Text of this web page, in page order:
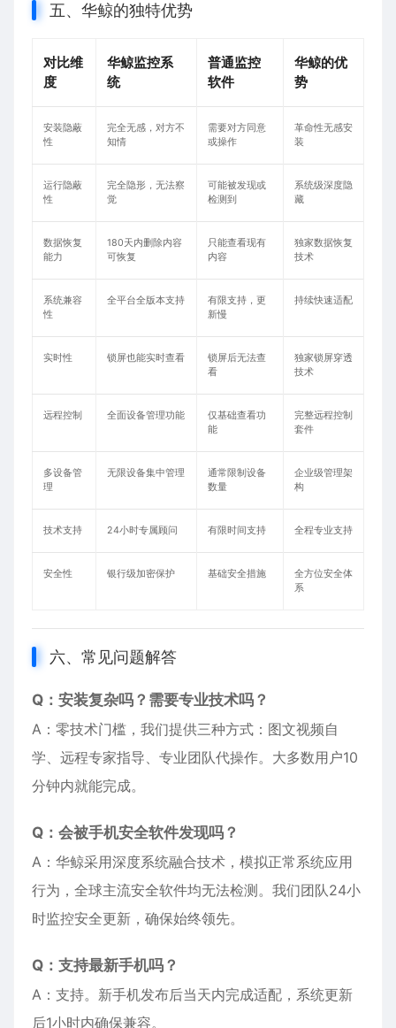
五、华鲸的独特优势
对比维
度
华鲸监控系
统
普通监控
软件
华鲸的优
势
安装隐蔽
性
完全无感，对方不
知情
需要对方同意
或操作
革命性无感安
装
运行隐蔽
性
完全隐形，无法察
觉
可能被发现或
检测到
系统级深度隐
藏
数据恢复
能力
180天内删除内容
可恢复
只能查看现有
内容
独家数据恢复
技术
系统兼容
性
全平台全版本支持
有限支持，更
新慢
持续快速适配
实时性 锁屏也能实时查看
锁屏后无法查
看
独家锁屏穿透
技术
远程控制 全面设备管理功能
仅基础查看功
能
完整远程控制
套件
多设备管
理
无限设备集中管理
通常限制设备
数量
企业级管理架
构
技术支持 24小时专属顾问 有限时间支持 全程专业支持
安全性 银行级加密保护 基础安全措施
全方位安全体
系
六、常见问题解答
Q：安装复杂吗？需要专业技术吗？
A：零技术门槛，我们提供三种方式：图文视频自
学、远程专家指导、专业团队代操作。大多数用户10
分钟内就能完成。
Q：会被手机安全软件发现吗？
A：华鲸采用深度系统融合技术，模拟正常系统应用
行为，全球主流安全软件均无法检测。我们团队24小
时监控安全更新，确保始终领先。
Q：支持最新手机吗？
A：支持。新手机发布后当天内完成适配，系统更新
后1小时内确保兼容。